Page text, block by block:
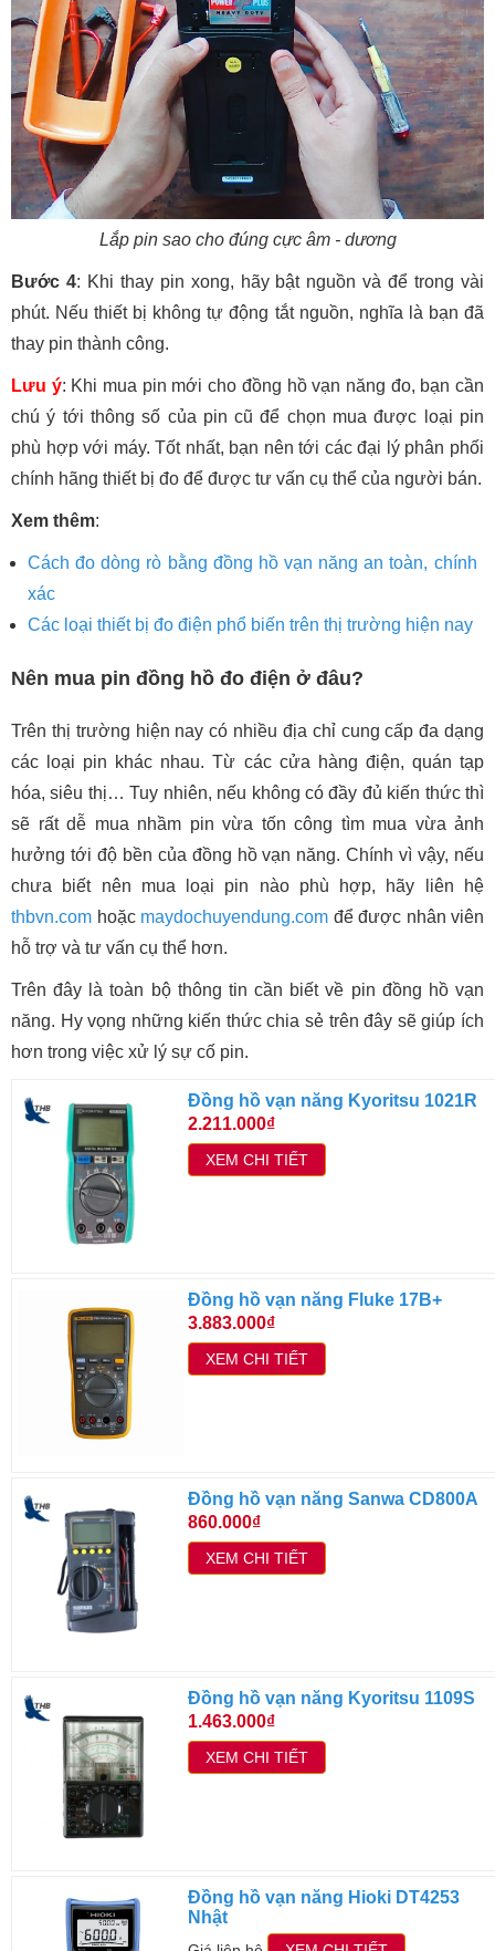
Lắp pin sao cho đúng cực âm - dương
Bước 4: Khi thay pin xong, hãy bật nguồn và để trong vài
phút. Nếu thiết bị không tự động tắt nguồn, nghĩa là bạn đã
thay pin thành công.
Lưu ý: Khi mua pin mới cho đồng hồ vạn năng đo, bạn cần
chú ý tới thông số của pin cũ để chọn mua được loại pin
phù hợp với máy. Tốt nhất, bạn nên tới các đại lý phân phối
chính hãng thiết bị đo để được tư vấn cụ thể của người bán.
Xem thêm:
Cách đo dòng rò bằng đồng hồ vạn năng an toàn, chính
xác
Các loại thiết bị đo điện phổ biến trên thị trường hiện nay
Nên mua pin đồng hồ đo điện ở đâu?
Trên thị trường hiện nay có nhiều địa chỉ cung cấp đa dạng
các loại pin khác nhau. Từ các cửa hàng điện, quán tạp
hóa, siêu thị… Tuy nhiên, nếu không có đầy đủ kiến thức thì
sẽ rất dễ mua nhầm pin vừa tốn công tìm mua vừa ảnh
hưởng tới độ bền của đồng hồ vạn năng. Chính vì vậy, nếu
chưa biết nên mua loại pin nào phù hợp, hãy liên hệ
thbvn.com hoặc maydochuyendung.com để được nhân viên
hỗ trợ và tư vấn cụ thể hơn.
Trên đây là toàn bộ thông tin cần biết về pin đồng hồ vạn
năng. Hy vọng những kiến thức chia sẻ trên đây sẽ giúp ích
hơn trong việc xử lý sự cố pin.
Đồng hồ vạn năng Kyoritsu 1021R
2.211.000₫
XEM CHI TIẾT
Đồng hồ vạn năng Fluke 17B+
3.883.000₫
XEM CHI TIẾT
Đồng hồ vạn năng Sanwa CD800A
860.000₫
XEM CHI TIẾT
Đồng hồ vạn năng Kyoritsu 1109S
1.463.000₫
XEM CHI TIẾT
Đồng hồ vạn năng Hioki DT4253
Nhật